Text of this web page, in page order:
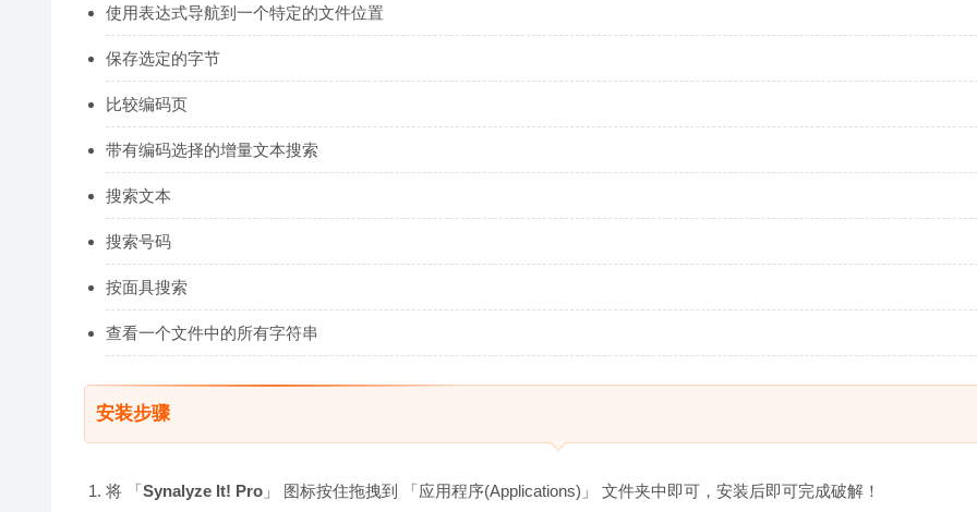
使用表达式导航到一个特定的文件位置
保存选定的字节
比较编码页
带有编码选择的增量文本搜索
搜索文本
搜索号码
按面具搜索
查看一个文件中的所有字符串
安装步骤
将 「Synalyze It! Pro 」 图标按住拖拽到 「应用程序(Applications)」 文件夹中即可，安装后即可完成破解！